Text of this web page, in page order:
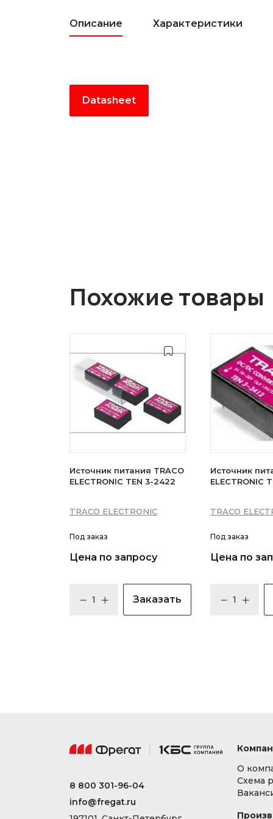
Описание Характеристики
Datasheet
Похожие товары
Источник питания TRACO
ELECTRONIC TEN 3-2422
TRACO ELECTRONIC
Под заказ
Цена по запросу
Заказать
Источник
ELECTRONIC
TRACO
Под заказ
Цена по
8 800 301-96-04
info@fregat.ru
О
Схема